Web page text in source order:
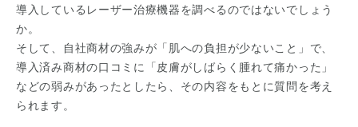
導入しているレーザー治療機器を調べるのではないでしょう
か。
そして、自社商材の強みが「肌への負担が少ないこと」で、
導入済み商材の口コミに「皮膚がしばらく腫れて痛かった」
などの弱みがあったとしたら、その内容をもとに質問を考え
られます。